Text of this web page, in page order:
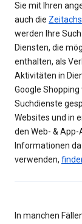
Sie mit Ihren
auch die
werden Ihre
Diensten, die
enthalten, als
Aktivitäten in
Google
Suchdienste
Websites und in
den Web- &
Informationen
verwenden,
In manchen